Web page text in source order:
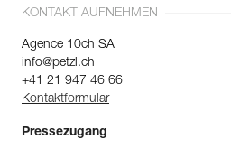
KONTAKT AUFNEHMEN
Agence 10ch SA
info@petzl.ch
+41 21 947 46 66
Kontaktformular
Pressezugang